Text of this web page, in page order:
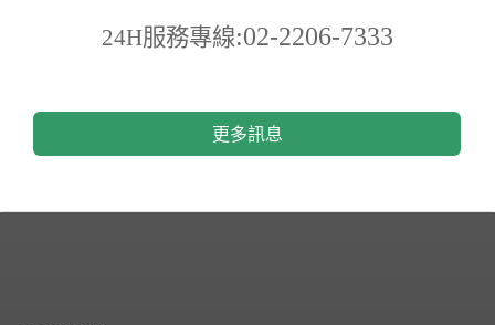
24H服務專線:02-2206-7333
更多訊息